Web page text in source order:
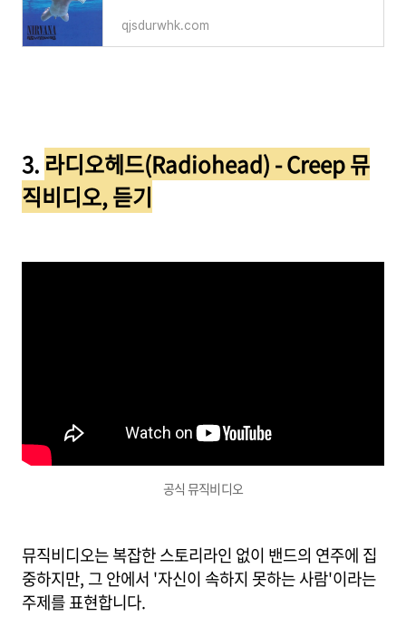
qjsdurwhk.com
3. 라디오헤드(Radiohead) - Creep 뮤
직비디오, 듣기
공식 뮤직비디오
뮤직비디오는 복잡한 스토리라인 없이 밴드의 연주에 집
중하지만, 그 안에서 '자신이 속하지 못하는 사람'이라는
주제를 표현합니다.